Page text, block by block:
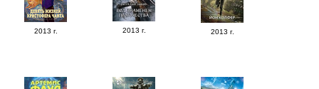
2013 г. 2013 г. 2013 г.